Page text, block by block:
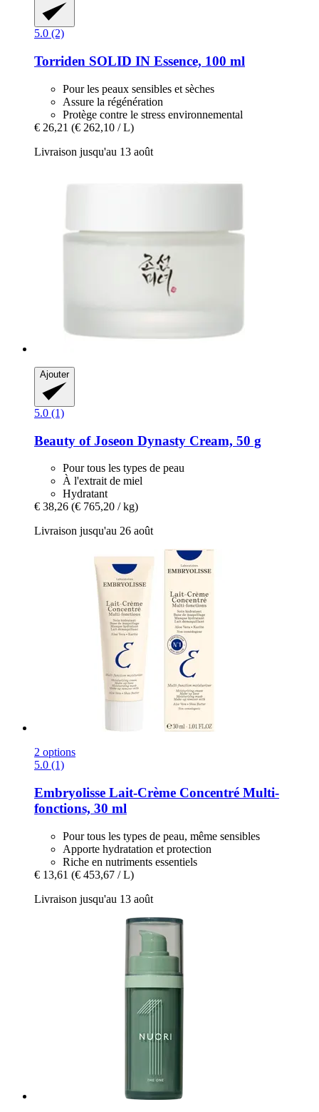
5.0 (2)
Torriden SOLID IN Essence, 100 ml
Pour les peaux sensibles et sèches
Assure la régénération
Protège contre le stress environnemental
€ 26,21 (€ 262,10 / L)
Livraison jusqu'au 13 août
Ajouter
5.0 (1)
Beauty of Joseon Dynasty Cream, 50 g
Pour tous les types de peau
À l'extrait de miel
Hydratant
€ 38,26 (€ 765,20 / kg)
Livraison jusqu'au 26 août
2 options
5.0 (1)
Embryolisse Lait-​Crème Concentré Multi-​
fonctions, 30 ml
Pour tous les types de peau, même sensibles
Apporte hydratation et protection
Riche en nutriments essentiels
€ 13,61 (€ 453,67 / L)
Livraison jusqu'au 13 août